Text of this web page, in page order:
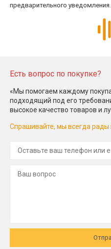
предварительного уведомления.
Есть вопрос по покупке?
«Мы помогаем каждому
подходящий под его
высокое качество товаров и
Спрашивайте, мы всегда рады